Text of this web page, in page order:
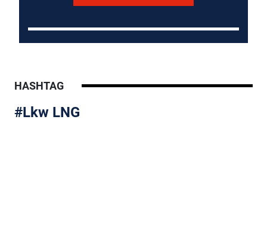
HASHTAG
#Lkw LNG